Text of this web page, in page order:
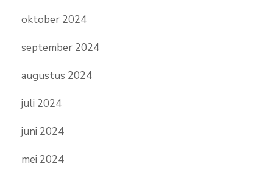
oktober 2024
september 2024
augustus 2024
juli 2024
juni 2024
mei 2024